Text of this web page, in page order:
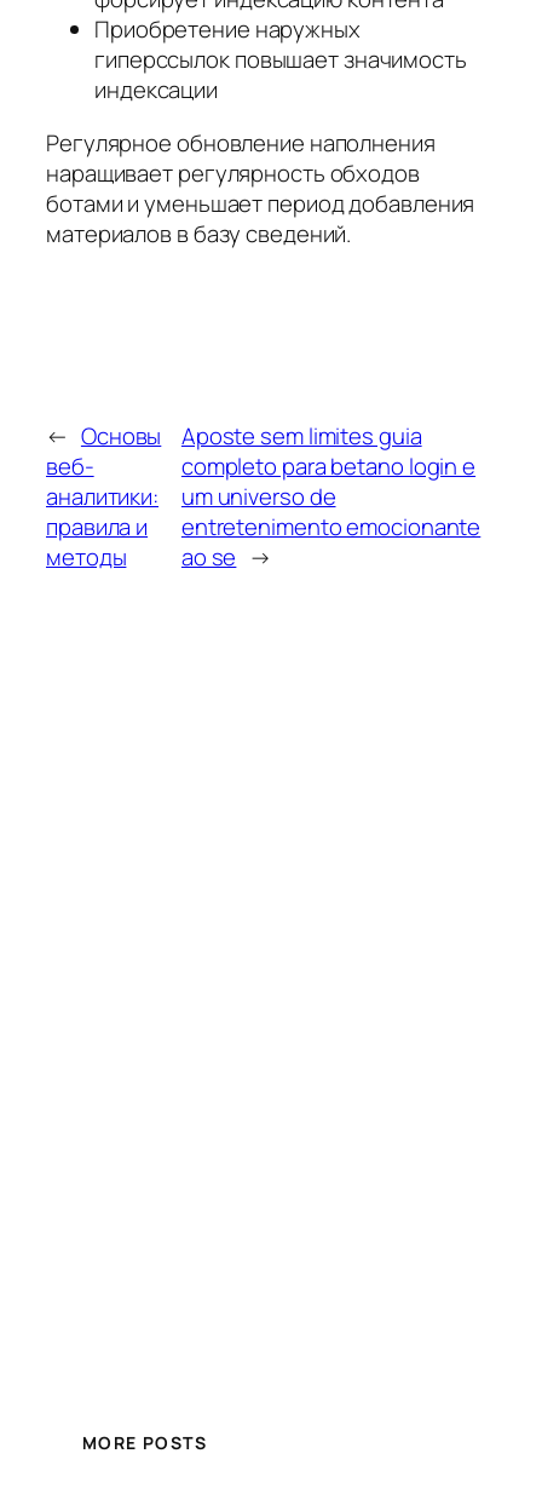
Приобретение наружных
гиперссылок повышает значимость
индексации
Регулярное обновление наполнения
наращивает регулярность обходов
ботами и уменьшает период добавления
материалов в базу сведений.
← Основы
веб-
аналитики:
правила и
методы
Aposte sem limites guia
completo para betano login e
um universo de
entretenimento emocionante
ao se →
MORE POSTS